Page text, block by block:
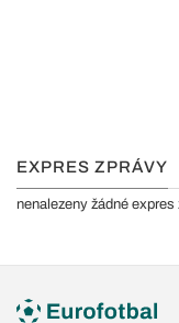
EXPRES ZPRÁVY
nenalezeny žádné expres